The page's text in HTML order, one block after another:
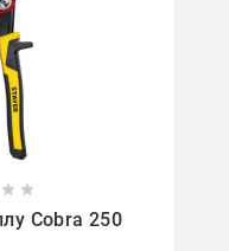
 
Cobra 250